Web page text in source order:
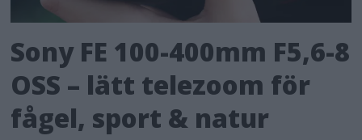
Sony FE 100-400mm F5,6-8
OSS – lätt telezoom för
fågel, sport & natur